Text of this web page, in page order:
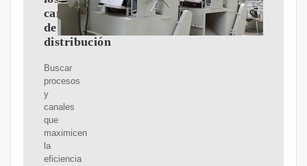
canales
de
distribución
Buscar
procesos
y
canales
que
maximicen
la
eficiencia